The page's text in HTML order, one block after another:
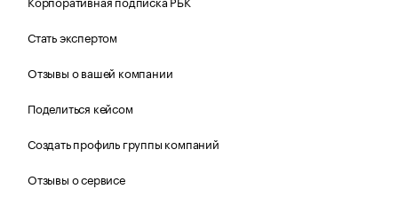
Стать экспертом
Отзывы о вашей компании
Поделиться кейсом
Создать профиль группы компаний
Отзывы о сервисе